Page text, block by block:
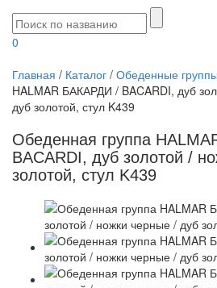
0
Главная / Каталог / Обеденные группы
HALMAR БАКАРДИ / BACARDI, дуб
дуб золотой, стул K439
Обеденная группа
BACARDI, дуб золотой /
золотой, стул K439